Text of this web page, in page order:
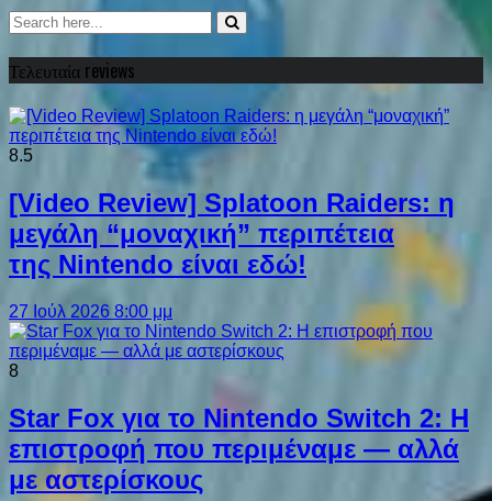
Τελευταία reviews
8.5
[Video Review] Splatoon Raiders: η
μεγάλη “μοναχική” περιπέτεια
της Nintendo είναι εδώ!
27 Ιούλ 2026 8:00 μμ
8
Star Fox για το Nintendo Switch 2: Η
επιστροφή που περιμέναμε — αλλά
με αστερίσκους